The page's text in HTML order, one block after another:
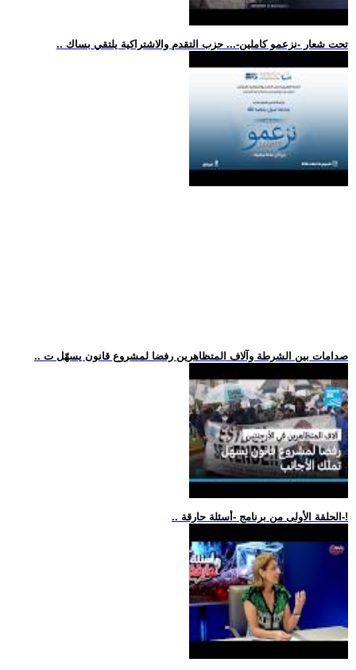
.. تحت شعار -نزعمو كاملين-... حزب التقدم والاشتراكية يلتقي بساك
.. صدامات بين الشرطة وآلاف المتظاهرين رفضا لمشروع قانون يسهّل ت
.. الحلقة الأولى من برنامج -أسئلة حارقة-!